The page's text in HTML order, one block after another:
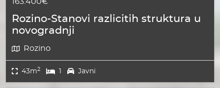
Rozino-Stanovi razlicitih struktura u
novogradnji
Rozino
43m2 1 Javni